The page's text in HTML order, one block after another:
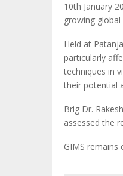
10th January
growing
Held at
particularly
techniques in
their potential
Brig Dr.
assessed the
GIMS